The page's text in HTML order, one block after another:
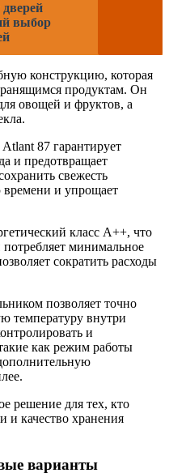
выбор
конструкцию, которая
продуктам. Он
овощей и фруктов, а
87 гарантирует
и предотвращает
свежесть
времени и упрощает
класс A++, что
минимальное
сократить расходы
позволяет точно
температуру внутри
и
как режим работы
решение для тех, кто
и качество хранения
варианты